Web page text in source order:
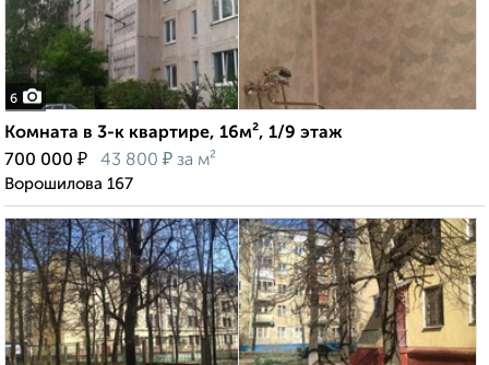
6
Комната в 3-к квартире, 16м², 1/9 этаж
700 000 ₽ 43 800 ₽ за м²
Ворошилова 167